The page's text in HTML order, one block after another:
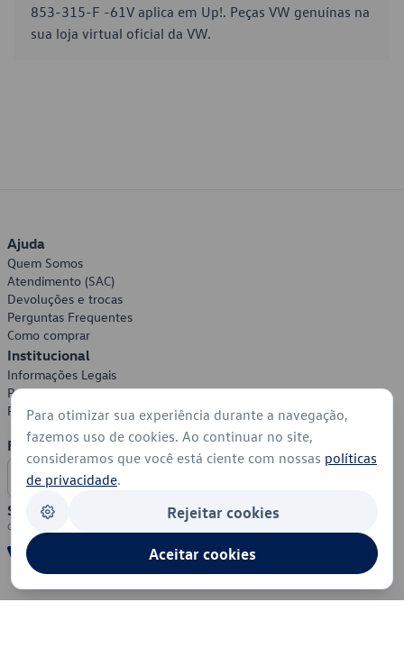
853-315-F -61V aplica em Up!. Peças VW genuínas na
sua loja virtual oficial da VW.
Ajuda
Quem Somos
Atendimento (SAC)
Devoluções e trocas
Perguntas Frequentes
Como comprar
Institucional
Informações Legais
Política de Privacidade
Política de Cookies
Formas de Pagamento
Segurança
Para otimizar sua experiência durante a navegação,
fazemos uso de cookies. Ao continuar no site,
consideramos que você está ciente com nossas políticas
de privacidade.
Rejeitar cookies
Aceitar cookies